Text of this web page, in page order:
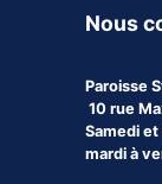
Nous
Paroisse
10 rue
Samedi et
mardi à